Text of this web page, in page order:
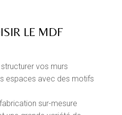
LE MDF
vos murs
espaces avec des motifs
sur-mesure